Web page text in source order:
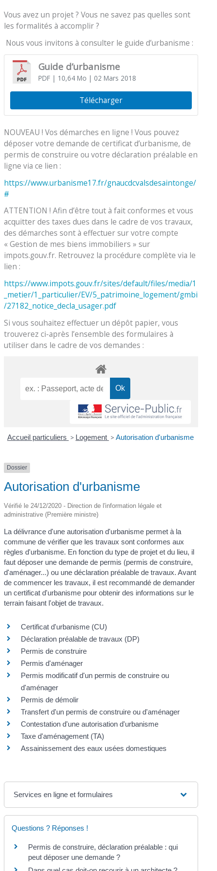
Vous avez un projet ? Vous ne savez pas quelles sont
les formalités à accomplir ?
Nous vous invitons à consulter le guide d’urbanisme :
Guide d’urbanisme
PDF| 10,64 Mo | 02 Mars 2018
Télécharger
NOUVEAU ! Vos démarches en ligne ! Vous pouvez
déposer votre demande de certificat d’urbanisme, de
permis de construire ou votre déclaration préalable en
ligne via ce lien :
https://www.urbanisme17.fr/gnaucdcvalsdesaintonge/
#
ATTENTION ! Afin d’être tout à fait conformes et vous
acquitter des taxes dues dans le cadre de vos travaux,
des démarches sont à effectuer sur votre compte
« Gestion de mes biens immobiliers » sur
impots.gouv.fr. Retrouvez la procédure complète via le
lien :
https://www.impots.gouv.fr/sites/default/files/media/1
_metier/1_particulier/EV/5_patrimoine_logement/gmbi
/27182_notice_decla_usager.pdf
Si vous souhaitez effectuer un dépôt papier, vous
trouverez ci-après l’ensemble des formulaires à
utiliser dans le cadre de vos demandes :
Accueil particuliers > Logement > Autorisation d'urbanisme
Dossier
Autorisation d'urbanisme
Vérifié le 24/12/2020 - Direction de l'information légale et
administrative (Première ministre)
La délivrance d'une autorisation d'urbanisme permet à la
commune de vérifier que les travaux sont conformes aux
règles d'urbanisme. En fonction du type de projet et du lieu, il
faut déposer une demande de permis (permis de construire,
d'aménager...) ou une déclaration préalable de travaux. Avant
de commencer les travaux, il est recommandé de demander
un certificat d'urbanisme pour obtenir des informations sur le
terrain faisant l'objet de travaux.
Certificat d'urbanisme (CU)
Déclaration préalable de travaux (DP)
Permis de construire
Permis d'aménager
Permis modificatif d'un permis de construire ou
d'aménager
Permis de démolir
Transfert d'un permis de construire ou d'aménager
Contestation d'une autorisation d'urbanisme
Taxe d'aménagement (TA)
Assainissement des eaux usées domestiques
Services en ligne et formulaires
Questions ? Réponses !
Permis de construire, déclaration préalable : qui
peut déposer une demande ?